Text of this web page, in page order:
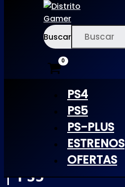
Buscar
PS4
PS5
PS-PLUS
ESTRENOS
OFERTAS
NARUTO SUN
STORM LEGACY
| PS5